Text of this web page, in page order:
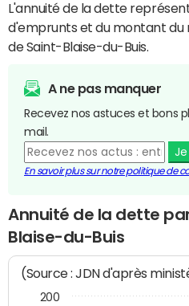
L'annuité de la dette
d'emprunts et du montant du
de Saint-Blaise-du-Buis.
A ne pas manquer
Recevez nos astuces et bons
mail.
En savoir plus sur notre politique de
Annuité de la dette
Blaise-du-Buis
(Source : JDN d'après
200